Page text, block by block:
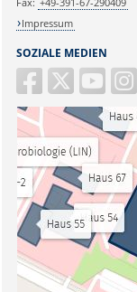
SOZIALE MEDIEN
Impressum